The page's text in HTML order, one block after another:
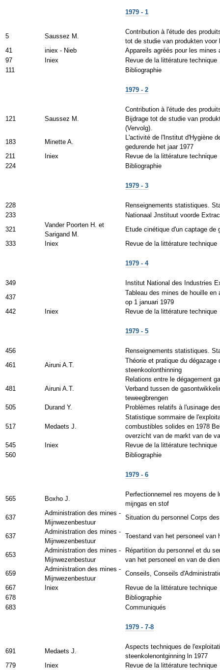
1979 - 1
5 Saussez M.
Contribution à l'étude des
tot de studie van produkten
41
iniex - Nieb
Appareils agréés pour les mines
97
Iniex
Revue de la littérature technique
111
Bibliographie
1979 - 2
121 Saussez M.
Contribution à l'étude des
Bijdrage tot de studie van
(Vervolg).
183
Minette A.
L'activité de l'Institut d'Hygiène
gedurende het jaar 1977
211
Iniex
Revue de la littérature technique
224
Bibliographie
1979 - 3
228
Renseignements statistiques.
233
Nationaal Jnstituut voorde
321
Vander Poorten H. et
Sarigand M.
Etude cinétique d'un captage de
333
Iniex Revue de la littérature technique
1979 - 4
349
Institut National des Industries
437
Tableau des mines de houille
op 1 januari 1979
442
Iniex Revue de la littérature technique
1979 - 5
456
Renseignements statistiques.
461
Airuni A.T.
Théorie et pratique du
steenkoolonthinning
481 Airuni A.T.
Relations entre le dégagement
Verband tussen de
teweegbrengen
505
Durand Y. Problèmes relatifs à l'usinage
517 Medaets J.
Statistique sommaire de
combustibles solides en 1978
overzicht van de markt van de
545
Iniex
Revue de la littérature technique
560
Bibliographie
1979 - 6
565 Boxho J.
Perfectionnemel res moyens de
mijngas en stof
637
Administration des mines -
Mijnwezenbestuur
Situation du personnel Corps
637
Administration des mines -
Mijnwezenbestuur
Toestand van het personeel van
653
Administration des mines -
Mijnwezenbestuur
Répartition du personnel et du
van het personeel en van de
659
Administration des mines -
Mijnwezenbestuur
Conseils, Conseils
667
Iniex
Revue de la littérature technique
678
Bibliographie
683
Communiqués
1979 - 7-8
691 Medaets J.
Aspects techniques de
steenkolenontginning ln 1977
779
Iniex Revue de la littérature technique